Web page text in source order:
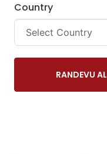
Country
RANDEVU AL